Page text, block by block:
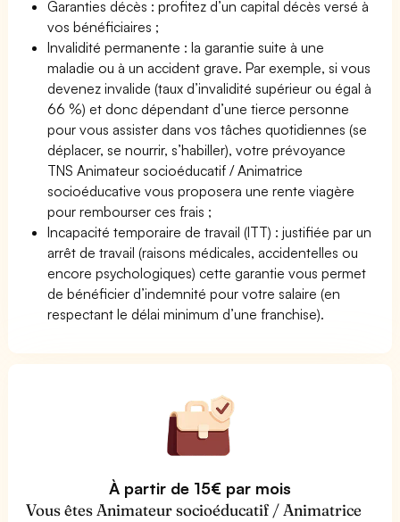
Garanties décès : profitez d’un capital décès versé à
vos bénéficiaires ;
Invalidité permanente : la garantie suite à une
maladie ou à un accident grave. Par exemple, si vous
devenez invalide (taux d’invalidité supérieur ou égal à
66 %) et donc dépendant d’une tierce personne
pour vous assister dans vos tâches quotidiennes (se
déplacer, se nourrir, s’habiller), votre prévoyance
TNS Animateur socioéducatif / Animatrice
socioéducative vous proposera une rente viagère
pour rembourser ces frais ;
Incapacité temporaire de travail (ITT) : justifiée par un
arrêt de travail (raisons médicales, accidentelles ou
encore psychologiques) cette garantie vous permet
de bénéficier d’indemnité pour votre salaire (en
respectant le délai minimum d’une franchise).
À partir de 15€ par mois
Vous êtes Animateur socioéducatif / Animatrice